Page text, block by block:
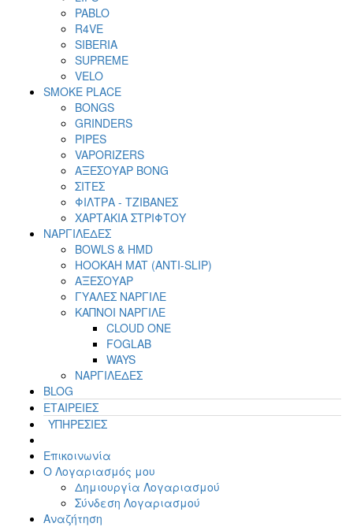
PABLO
R4VE
SIBERIA
SUPREME
VELO
SMOKE PLACE
BONGS
GRINDERS
PIPES
VAPORIZERS
ΑΞΕΣΟΥΑΡ BONG
ΣΙΤΕΣ
ΦΙΛΤΡΑ - ΤΖΙΒΑΝΕΣ
ΧΑΡΤΑΚΙΑ ΣΤΡΙΦΤΟΥ
ΝΑΡΓΙΛΕΔΕΣ
BOWLS & HMD
HOOKAH MAT (ANTI-SLIP)
ΑΞΕΣΟΥΑΡ
ΓΥΑΛΕΣ ΝΑΡΓΙΛΕ
ΚΑΠΝΟΙ ΝΑΡΓΙΛΕ
CLOUD ONE
FOGLAB
WAYS
ΝΑΡΓΙΛΕΔΕΣ
BLOG
ΕΤΑΙΡΕΙΕΣ
ΥΠΗΡΕΣΙΕΣ
Επικοινωνία
Ο Λογαριασμός μου
Δημιουργία Λογαριασμού
Σύνδεση Λογαριασμού
Αναζήτηση